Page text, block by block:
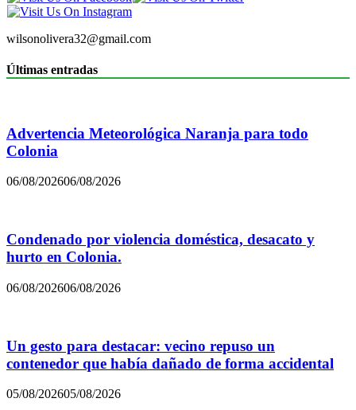
wilsonolivera32@gmail.com
Últimas entradas
Advertencia Meteorológica Naranja para todo
Colonia
06/08/202606/08/2026
Condenado por violencia doméstica, desacato y
hurto en Colonia.
06/08/202606/08/2026
Un gesto para destacar: vecino repuso un
contenedor que había dañado de forma accidental
05/08/202605/08/2026